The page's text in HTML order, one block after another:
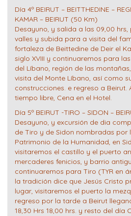
Día 4º BEIRUT – BEITTHEDINE –
KAMAR – BEIRUT (50 Km)
Desayuno, y salida a las 09,00
valles y subida para a visita del
fortaleza de Beittedine de Deir el
siglo XVIII y continuaremos para
del Líbano, región de las
visita del Monte Líbano, así como
construcciones. e regreso a Beirut.
tiempo libre, Cena en el Hotel.
Día 5º BEIRUT -TIRO – SIDON –
Desayuno, y excursión de dia
de Tiro y de Sidon nombradas por
Patrimonio de la Humanidad, en
visitaremos el castillo y el puerto
mercaderes fenicios, y barrio
continuaremos para Tiro (TYR en
la tradición dice que Jesús Cristo
lugar, visitaremos el puerto la
regreso por la tarde a Beirut
18,30 Hrs 18,00 hrs. y resto del día